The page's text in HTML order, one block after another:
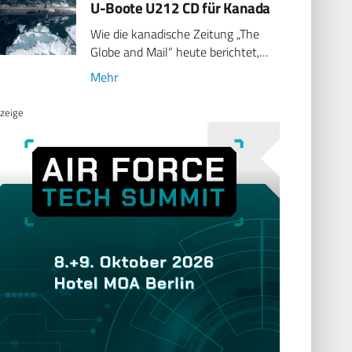
U-Boote U212 CD für Kanada
Wie die kanadische Zeitung „The
Globe and Mail“ heute berichtet,…
Mehr